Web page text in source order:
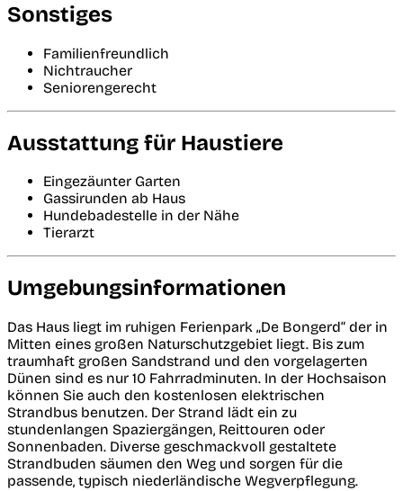
Sonstiges
Familienfreundlich
Nichtraucher
Seniorengerecht
Ausstattung für Haustiere
Eingezäunter Garten
Gassirunden ab Haus
Hundebadestelle in der Nähe
Tierarzt
Umgebungsinformationen
Das Haus liegt im ruhigen Ferienpark „De Bongerd“ der in
Mitten eines großen Naturschutzgebiet liegt. Bis zum
traumhaft großen Sandstrand und den vorgelagerten
Dünen sind es nur 10 Fahrradminuten. In der Hochsaison
können Sie auch den kostenlosen elektrischen
Strandbus benutzen. Der Strand lädt ein zu
stundenlangen Spaziergängen, Reittouren oder
Sonnenbaden. Diverse geschmackvoll gestaltete
Strandbuden säumen den Weg und sorgen für die
passende, typisch niederländische Wegverpflegung.